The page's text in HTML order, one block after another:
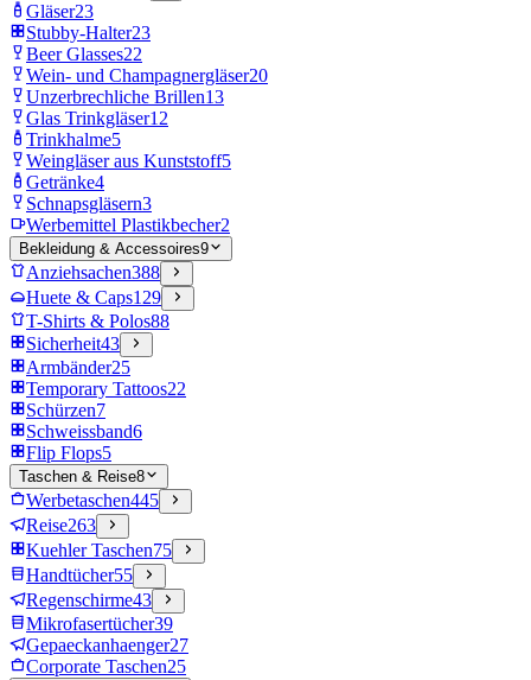
Gläser23
Stubby-Halter23
Beer Glasses22
Wein- und Champagnergläser20
Unzerbrechliche Brillen13
Glas Trinkgläser12
Trinkhalme5
Weingläser aus Kunststoff5
Getränke4
Schnapsgläsern3
Werbemittel Plastikbecher2
Bekleidung & Accessoires9
Anziehsachen388
Huete & Caps129
T-Shirts & Polos88
Sicherheit43
Armbänder25
Temporary Tattoos22
Schürzen7
Schweissband6
Flip Flops5
Taschen & Reise8
Werbetaschen445
Reise263
Kuehler Taschen75
Handtücher55
Regenschirme43
Mikrofasertücher39
Gepaeckanhaenger27
Corporate Taschen25